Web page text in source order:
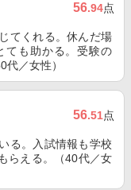
56.94点
てくれる。休んだ場
ても助かる。受験の
／女性）
56.51点
る。入試情報も学校
らえる。（40代／女